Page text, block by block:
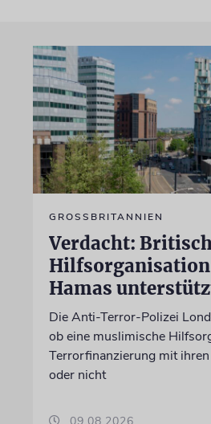
GROSSBRITANNIEN
Verdacht:
Hamas
Die Anti-Terror-Polizei
ob eine muslimische
Terrorfinanzierung mit
oder nicht
09.08.2026